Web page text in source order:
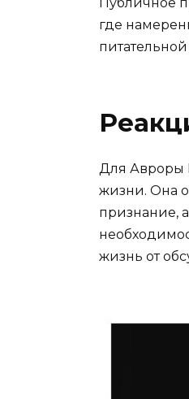
где
Для Авроры
жизни. Она
признание,
жизнь от